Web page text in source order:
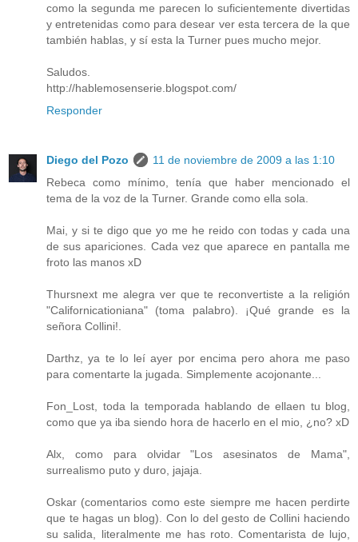
como la segunda me parecen lo suficientemente divertidas
y entretenidas como para desear ver esta tercera de la que
también hablas, y sí esta la Turner pues mucho mejor.
Saludos.
http://hablemosenserie.blogspot.com/
Responder
Diego del Pozo
11 de noviembre de 2009 a las 1:10
Rebeca como mínimo, tenía que haber mencionado el
tema de la voz de la Turner. Grande como ella sola.
Mai, y si te digo que yo me he reido con todas y cada una
de sus apariciones. Cada vez que aparece en pantalla me
froto las manos xD
Thursnext me alegra ver que te reconvertiste a la religión
"Californicationiana" (toma palabro). ¡Qué grande es la
señora Collini!.
Darthz, ya te lo leí ayer por encima pero ahora me paso
para comentarte la jugada. Simplemente acojonante...
Fon_Lost, toda la temporada hablando de ellaen tu blog,
como que ya iba siendo hora de hacerlo en el mio, ¿no? xD
Alx, como para olvidar "Los asesinatos de Mama",
surrealismo puto y duro, jajaja.
Oskar (comentarios como este siempre me hacen perdirte
que te hagas un blog). Con lo del gesto de Collini haciendo
su salida, literalmente me has roto. Comentarista de lujo,